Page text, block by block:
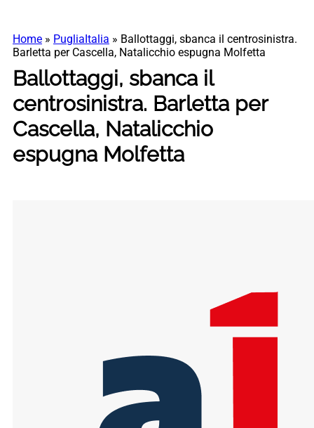
Home » PugliaItalia » Ballottaggi, sbanca il centrosinistra.
Barletta per Cascella, Natalicchio espugna Molfetta
Ballottaggi, sbanca il
centrosinistra. Barletta per
Cascella, Natalicchio
espugna Molfetta